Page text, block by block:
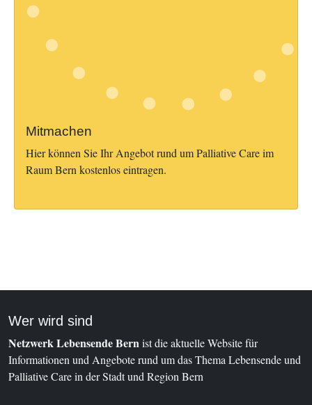
Mitmachen
Hier können Sie Ihr Angebot rund um Palliative Care im
Raum Bern kostenlos eintragen.
Wer wird sind
Netzwerk Lebensende Bernist die aktuelle Website für
Informationen und Angebote rund um das Thema Lebensende und
Palliative Care in der Stadt und Region Bern